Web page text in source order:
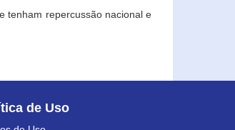
tenham repercussão nacional e
de Uso